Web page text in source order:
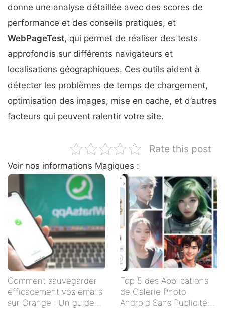
donne une analyse détaillée avec des scores de
performance et des conseils pratiques, et
WebPageTest, qui permet de réaliser des tests
approfondis sur différents navigateurs et
localisations géographiques. Ces outils aident à
détecter les problèmes de temps de chargement,
optimisation des images, mise en cache, et d’autres
facteurs qui peuvent ralentir votre site.
Rate this post
Voir nos informations Magiques :
Comment sauvegarder
efficacement vos emails
sur Orange : Un guide
Top 5 des Applications
de Galerie Photo
Android Sans Publicités